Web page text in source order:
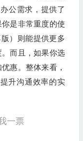
公需求，提供了
是非常重度的使
）则能提供更多
而且，如果你选
惠。整体来看，
升沟通效率的实
一票